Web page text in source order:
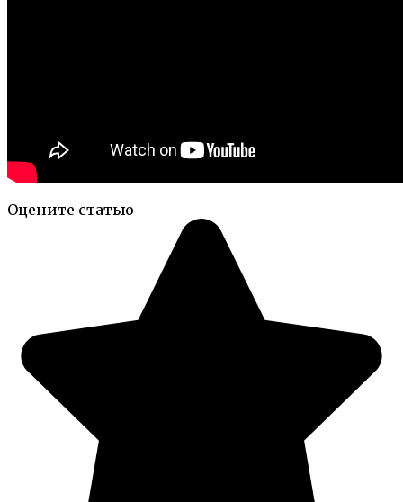
Оцените статью